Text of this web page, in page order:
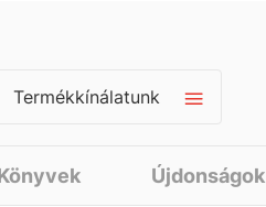
Termékkínálatunk
Újdonságok